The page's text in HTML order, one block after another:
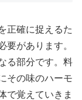
正確に捉えるた
要があります。
る部分です。料
その味のハーモ
で覚えていきま